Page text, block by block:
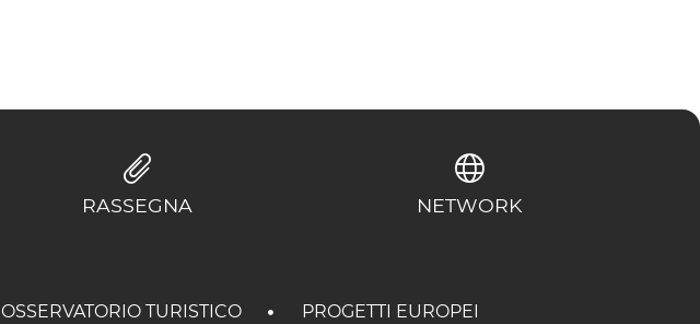
RASSEGNA NETWORK
OSSERVATORIO TURISTICO PROGETTI EUROPEI